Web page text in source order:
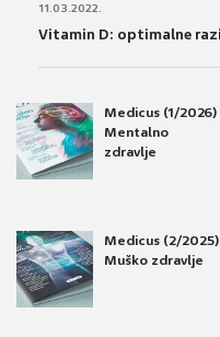
11.03.2022.
Vitamin D: optimalne
Medicus (1/2026)
Mentalno
zdravlje
Medicus (2/2025)
Muško zdravlje